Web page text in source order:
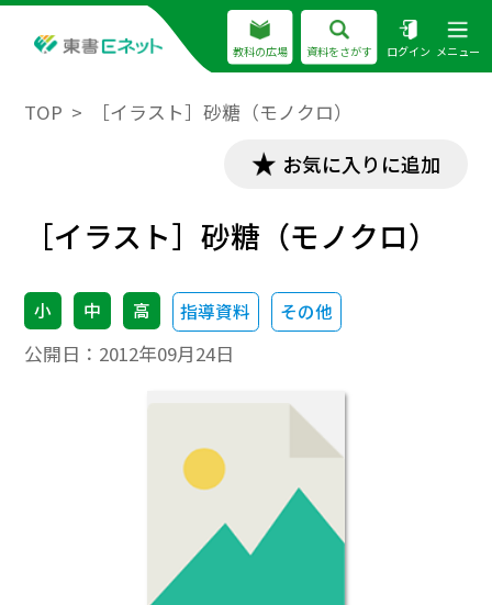
教科の広場 資料をさがす ログイン メニュー
TOP ［イラスト］砂糖（モノクロ）
お気に入りに追加
［イラスト］砂糖（モノクロ）
小 中 高 指導資料 その他
公開日： 2012年09月24日